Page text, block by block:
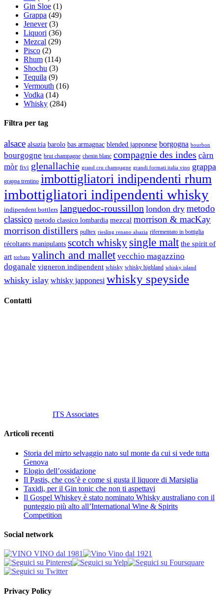
Gin Sloe (1)
Grappa (49)
Jenever (3)
Liquori (36)
Mezcal (29)
Pisco (2)
Rhum (114)
Shochu (3)
Tequila (9)
Vermouth (16)
Vodka (14)
Whisky (284)
Filtra per tag
alsace alsazia barolo bas armagnac blended japponese borgogna bourbon
bourgogne brut champagne chenin blanc compagnie des indes càrn
mòr fivi glenallachie grand cru champagne grandi formati italia vino grappa
grappa trentino imbottigliatori indipendenti rhum
imbottigliatori indipendenti whisky
indipendent bottlers languedoc-roussillon london dry metodo
classico metodo classico lombardia mezcal morrison & macKay
morrison distillers pulltex riesling renano alsazia rifermentato in bottiglia
récoltants manipulants scotch whisky single malt the spirit of
art torbato valinch and mallet vecchio magazzino
doganale vigneron indipendent whisky whisky highland whisky island
whisky islay whisky japponesi whisky speyside
Contatti
ITS Associates
Articoli recenti
Storia del mirto selvaggio nato sul monte da cui si vede tutta
Genova
Elogio dell’ossidazione
Il Pastis, che cos’è e come si gusta il liquore di Marsiglia
Taxidi, per il Gin tonic che non ti aspettavi
Il Gospel Whiskey è stato nominato Whisky australiano con il
punteggio più alto all’International Wine & Spirits
Competition
Social network
Privacy Policy